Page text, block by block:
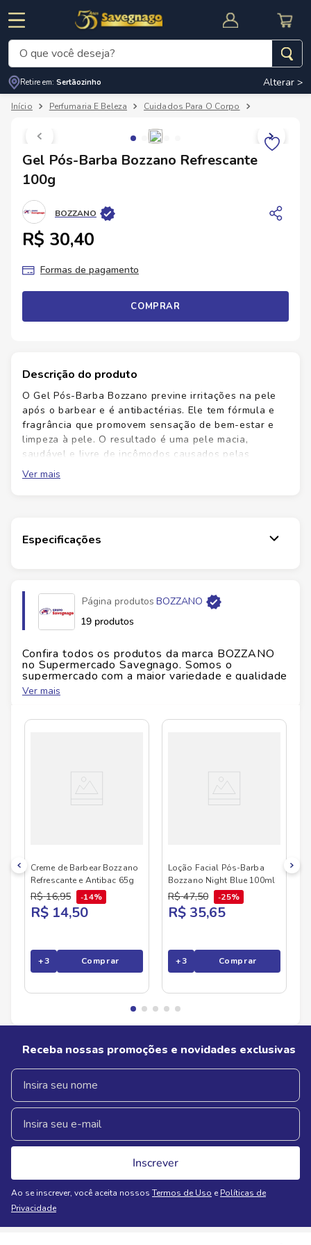
CUPOM DE DESCONTO
O que você deseja?
Retire em: Sertãozinho Alterar >
Perfumaria E Beleza Cuidados Para O Corpo
Gel Pós-Barba Bozzano Refrescante
100g
BOZZANO
R$ 30,40
Formas de pagamento
COMPRAR
Descrição do produto
O Gel Pós-Barba Bozzano previne irritações na pele
após o barbear e é antibactérias. Ele tem fórmula e
fragrância que promovem sensação de bem-estar e
limpeza à pele. O resultado é uma pele macia,
saudável e livre de incômodos causados pelas
lâminas. O Gel Pós-Barba Bozzano está em todas as
melhores barbearias e pode estar também em sua
Ver mais
Especificações
Página produtos BOZZANO
19 produtos
Confira todos os produtos da marca BOZZANO
no Supermercado Savegnago. Somos o
supermercado com a maior variedade e qualidade
do Brasil!
de produtos BOZZANO, confira abaixo:
Ver mais
Creme de Barbear Bozzano
Refrescante e Antibac 65g
R$ 16,95 14%
R$ 14,50
+3 Comprar
Loção Facial Pós-Barba
Bozzano Night Blue 100ml
R$ 47,50 25%
R$ 35,65
+3 Comprar
Receba nossas promoções e novidades exclusivas
Inscrever
Ao se inscrever, você aceita nossos Termos de Uso e Políticas de
Privacidade
Termos mais buscados
cafe
3º
cerveja
carne
5º arroz